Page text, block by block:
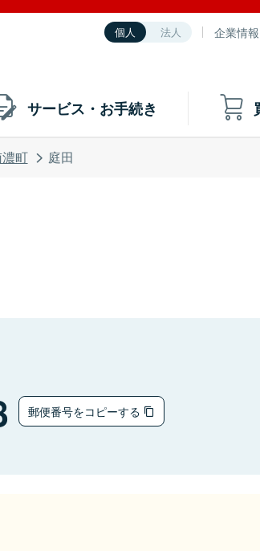
個人 法人 企業情報
サービス・お手続き
町 庭田
郵便番号をコピーする